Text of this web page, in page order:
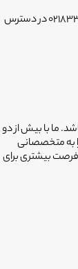
شما می‌توانید تمام مراحل سفارش خود را از طریق اپلیکیشن فیکسا پیگیری کنید، اما در صورت نیاز به مکالمه مستقیم، پشتیبانی اختصاصی فیکسا با شماره ۰۲۱۸۳۳۲۸۰۰۰ در دسترس
ما با بیش از دو
به متخصصانی
بیشتری برای